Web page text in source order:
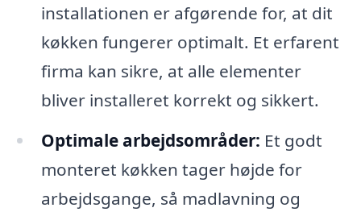
installationen er afgørende for, at dit
køkken fungerer optimalt. Et erfarent
firma kan sikre, at alle elementer
bliver installeret korrekt og sikkert.
Optimale arbejdsområder: Et godt
monteret køkken tager højde for
arbejdsgange, så madlavning og